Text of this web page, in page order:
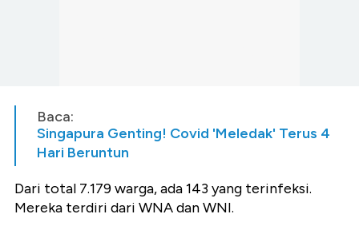
Baca:
Singapura Genting! Covid 'Meledak' Terus 4
Hari Beruntun
Dari total 7.179 warga, ada 143 yang terinfeksi.
Mereka terdiri dari WNA dan WNI.